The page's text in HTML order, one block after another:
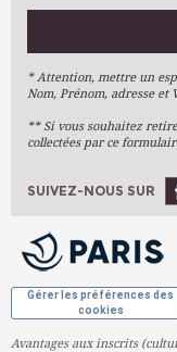
VOS PRÉFÉRENCES
Arts Plastiques
Arts Du Texte
Arts Numériques
Ateliers À L'année
* Attention, mettre un
Nom, Prénom, adresse et
** Si vous souhaitez
collectées par ce
SUIVEZ-NOUS SUR
Gérer les préférences des
cookies
Avantages aux inscrits